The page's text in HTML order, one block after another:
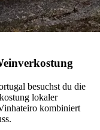
besuchst du die
lokaler
kombiniert